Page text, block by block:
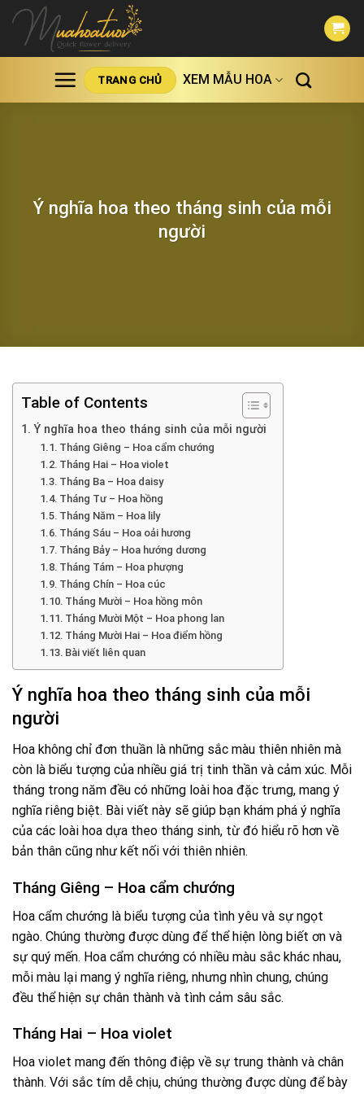
Skip
content
TRANG CHỦ XEM MẪU HOA
Ý nghĩa hoa theo tháng sinh của mỗi
người
Table of Contents
Ý nghĩa hoa theo tháng sinh của mỗi người
Tháng Giêng – Hoa cẩm chướng
Tháng Hai – Hoa violet
Tháng Ba – Hoa daisy
Tháng Tư – Hoa hồng
Tháng Năm – Hoa lily
Tháng Sáu – Hoa oải hương
Tháng Bảy – Hoa hướng dương
Tháng Tám – Hoa phượng
Tháng Chín – Hoa cúc
Tháng Mười – Hoa hồng môn
Tháng Mười Một – Hoa phong lan
Tháng Mười Hai – Hoa điểm hồng
Bài viết liên quan
Ý nghĩa hoa theo tháng sinh của mỗi
người
Hoa không chỉ đơn thuần là những sắc màu thiên nhiên mà
còn là biểu tượng của nhiều giá trị tinh thần và cảm xúc. Mỗi
tháng trong năm đều có những loài hoa đặc trưng, mang ý
nghĩa riêng biệt. Bài viết này sẽ giúp bạn khám phá ý nghĩa
của các loài hoa dựa theo tháng sinh, từ đó hiểu rõ hơn về
bản thân cũng như kết nối với thiên nhiên.
Tháng Giêng – Hoa cẩm chướng
Hoa cẩm chướng là biểu tượng của tình yêu và sự ngọt
ngào. Chúng thường được dùng để thể hiện lòng biết ơn và
sự quý mến. Hoa cẩm chướng có nhiều màu sắc khác nhau,
mỗi màu lại mang ý nghĩa riêng, nhưng nhìn chung, chúng
đều thể hiện sự chân thành và tình cảm sâu sắc.
Tháng Hai – Hoa violet
Hoa violet mang đến thông điệp về sự trung thành và chân
thành. Với sắc tím dễ chịu, chúng thường được dùng để bày